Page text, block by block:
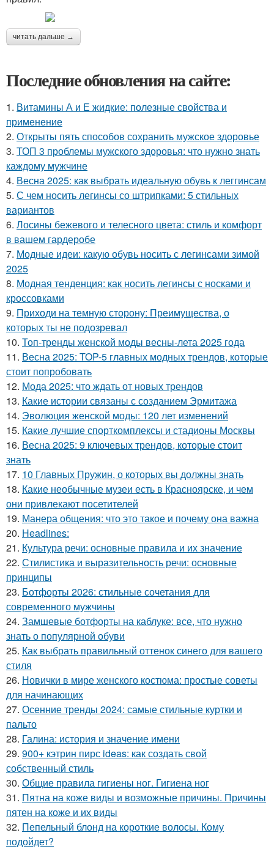
читать дальше →
Последние обновления на сайте:
1. Витамины А и Е жидкие: полезные свойства и
применение
2. Открыты пять способов сохранить мужское здоровье
3. ТОП 3 проблемы мужского здоровья: что нужно знать
каждому мужчине
4. Весна 2025: как выбрать идеальную обувь к леггинсам
5. С чем носить легинсы со штрипками: 5 стильных
вариантов
6. Лосины бежевого и телесного цвета: стиль и комфорт
в вашем гардеробе
7. Модные идеи: какую обувь носить с легинсами зимой
2025
8. Модная тенденция: как носить легинсы с носками и
кроссовками
9. Приходи на темную сторону: Преимущества, о
которых ты не подозревал
10. Топ-тренды женской моды весны-лета 2025 года
11. Весна 2025: TOP-5 главных модных трендов, которые
стоит попробовать
12. Мода 2025: что ждать от новых трендов
13. Какие истории связаны с созданием Эрмитажа
14. Эволюция женской моды: 120 лет изменений
15. Какие лучшие спорткомплексы и стадионы Москвы
16. Весна 2025: 9 ключевых трендов, которые стоит
знать
17. 10 Главных Пружин, о которых вы должны знать
18. Какие необычные музеи есть в Красноярске, и чем
они привлекают посетителей
19. Манера общения: что это такое и почему она важна
20. Headlines:
21. Культура речи: основные правила и их значение
22. Стилистика и выразительность речи: основные
принципы
23. Ботфорты 2026: стильные сочетания для
современного мужчины
24. Замшевые ботфорты на каблуке: все, что нужно
знать о популярной обуви
25. Как выбрать правильный оттенок синего для вашего
стиля
26. Новички в мире женского костюма: простые советы
для начинающих
27. Осенние тренды 2024: самые стильные куртки и
пальто
28. Галина: история и значение имени
29. 900+ кэтрин пирс ideas: как создать свой
собственный стиль
30. Общие правила гигиены ног. Гигиена ног
31. Пятна на коже виды и возможные причины. Причины
пятен на коже и их виды
32. Пепельный блонд на короткие волосы. Кому
подойдет?